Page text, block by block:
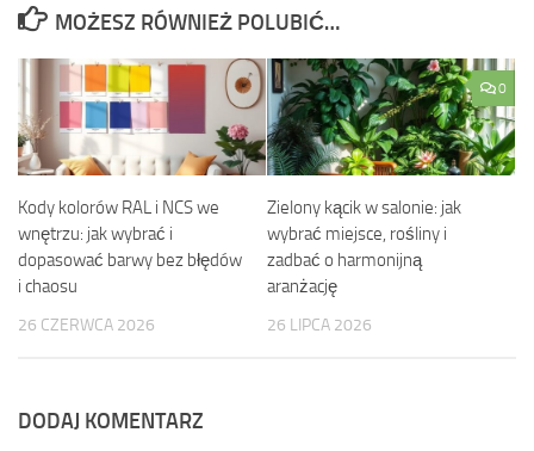
MOŻESZ RÓWNIEŻ POLUBIĆ…
Kody kolorów RAL i NCS we
wnętrzu: jak wybrać i
dopasować barwy bez błędów
i chaosu
26 CZERWCA 2026
0
Zielony kącik w salonie: jak
wybrać miejsce, rośliny i
zadbać o harmonijną
aranżację
26 LIPCA 2026
DODAJ KOMENTARZ